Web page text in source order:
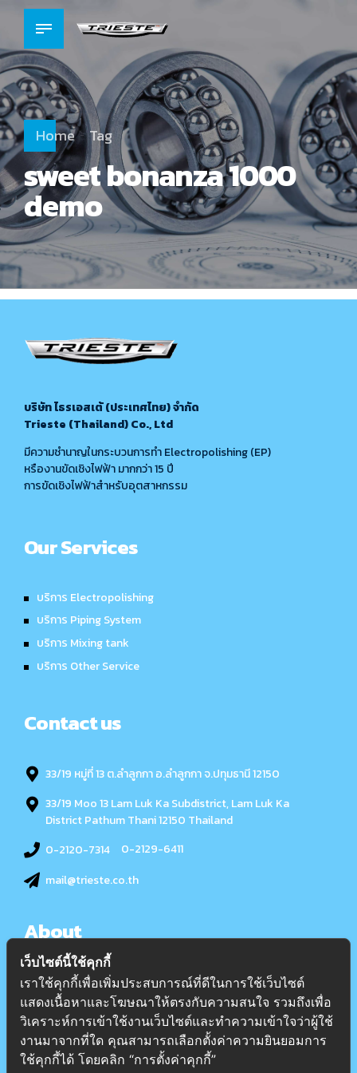
Home Tag
sweet bonanza 1000
demo
บริษัท ไธรเอสเต้ (ประเทศไทย) จำกัด
Trieste (Thailand) Co., Ltd
มีความชำนาญในกระบวนการทำ Electropolishing (EP)
หรืองานขัดเชิงไฟฟ้า มากกว่า 15 ปี
การขัดเชิงไฟฟ้าสำหรับอุตสาหกรรม
Our Services
บริการ Electropolishing
บริการ Piping System
บริการ Mixing tank
บริการ Other Service
Contact us
33/19 หมู่ที่ 13 ต.ลำลูกกา อ.ลำลูกกา จ.ปทุมธานี 12150
33/19 Moo 13 Lam Luk Ka Subdistrict, Lam Luk Ka
District Pathum Thani 12150 Thailand
0-2120-7314
0-2129-6411
mail@trieste.co.th
About
เกี่ยวกับเรา
บริการ
บทความ
ติดต่อ
เว็บไซต์นี้ใช้คุกกี้
เราใช้คุกกี้เพื่อเพิ่มประสบการณ์ที่ดีในการใช้เว็บไซต์
แสดงเนื้อหาและโฆษณาให้ตรงกับความสนใจ รวมถึงเพื่อ
วิเคราะห์การเข้าใช้งานเว็บไซต์และทำความเข้าใจว่าผู้ใช้
งานมาจากที่ใด คุณสามารถเลือกตั้งค่าความยินยอมการ
ใช้คุกกี้ได้ โดยคลิก “การตั้งค่าคุกกี้”